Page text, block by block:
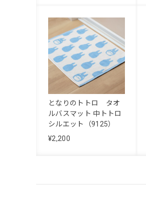
となりのトトロ タオ
ルバスマット 中トトロ
シルエット（9125）
¥2,200